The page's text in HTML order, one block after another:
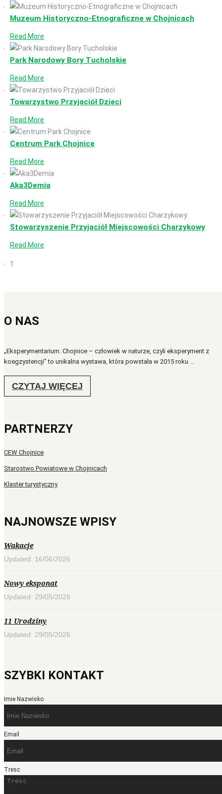
Muzeum Historyczno-Etnograficzne w Chojnicach
Read More
Park Narodowy Bory Tucholskie
Read More
Towarzystwo Przyjaciół Dzieci
Read More
Centrum Park Chojnice
Read More
Aka3Demia
Read More
Stowarzyszenie Przyjaciół Miejscowości Charzykowy
Read More
1
O NAS
„Eksperymentarium. Chojnice – człowiek w naturze, czyli eksperyment z
koegzystencji” to unikalna wystawa, która powstała w 2015 roku ...
CZYTAJ WIĘCEJ
PARTNERZY
CEW Chojnice
Starostwo Powiatowe w Chojnicach
Klaster turystyczny
NAJNOWSZE WPISY
Wakacje
Updated: 16/06/2026
Nowy eksponat
Updated: 29/05/2026
11 Urodziny
Updated: 29/05/2026
SZYBKI KONTAKT
Imie Nazwisko
Email
Tresc